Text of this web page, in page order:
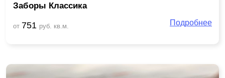
Заборы Классика
от 751 руб. кв.м. Подробнее